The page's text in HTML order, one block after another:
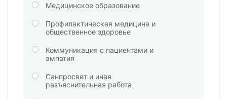
Медицинское образование
Профилактическая медицина и
общественное здоровье
Коммуникация с пациентами и
эмпатия
Санпросвет и иная
разъяснительная работа